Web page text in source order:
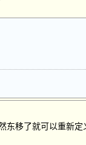
东移了就可以重新定